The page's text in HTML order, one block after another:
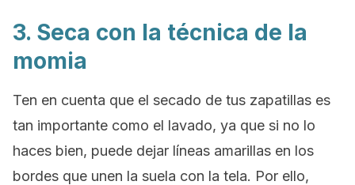
3. Seca con la técnica de la
momia
Ten en cuenta que el secado de tus zapatillas es
tan importante como el lavado, ya que si no lo
haces bien, puede dejar líneas amarillas en los
bordes que unen la suela con la tela. Por ello,